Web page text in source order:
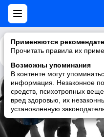
Применяются
Прочитать правила их
Возможны упоминания
В контенте могут
информация. Незаконное
средств, психотропных
вред здоровью, их
установленную
Каталог
Cole
post-grunge,